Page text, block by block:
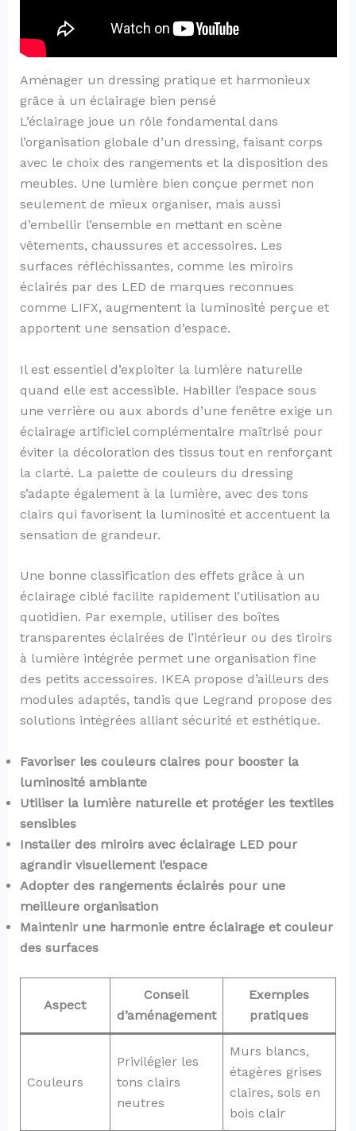
Aménager un dressing pratique et harmonieux
grâce à un éclairage bien pensé
L’éclairage joue un rôle fondamental dans
l’organisation globale d’un dressing, faisant corps
avec le choix des rangements et la disposition des
meubles. Une lumière bien conçue permet non
seulement de mieux organiser, mais aussi
d’embellir l’ensemble en mettant en scène
vêtements, chaussures et accessoires. Les
surfaces réfléchissantes, comme les miroirs
éclairés par des LED de marques reconnues
comme LIFX, augmentent la luminosité perçue et
apportent une sensation d’espace.
Il est essentiel d’exploiter la lumière naturelle
quand elle est accessible. Habiller l’espace sous
une verrière ou aux abords d’une fenêtre exige un
éclairage artificiel complémentaire maîtrisé pour
éviter la décoloration des tissus tout en renforçant
la clarté. La palette de couleurs du dressing
s’adapte également à la lumière, avec des tons
clairs qui favorisent la luminosité et accentuent la
sensation de grandeur.
Une bonne classification des effets grâce à un
éclairage ciblé facilite rapidement l’utilisation au
quotidien. Par exemple, utiliser des boîtes
transparentes éclairées de l’intérieur ou des tiroirs
à lumière intégrée permet une organisation fine
des petits accessoires. IKEA propose d’ailleurs des
modules adaptés, tandis que Legrand propose des
solutions intégrées alliant sécurité et esthétique.
Favoriser les couleurs claires pour booster la
luminosité ambiante
Utiliser la lumière naturelle et protéger les textiles
sensibles
Installer des miroirs avec éclairage LED pour
agrandir visuellement l’espace
Adopter des rangements éclairés pour une
meilleure organisation
Maintenir une harmonie entre éclairage et couleur
des surfaces
Aspect
Conseil
d’aménagement
Exemples
pratiques
Couleurs
Privilégier les
tons clairs
neutres
Murs blancs,
étagères grises
claires, sols en
bois clair